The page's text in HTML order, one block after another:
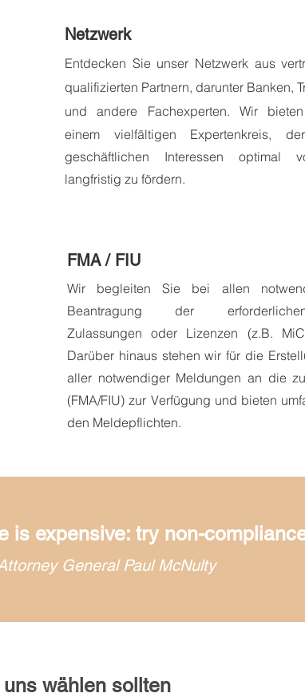
Netzwerk
Entdecken Sie unser Netzwerk aus
qualifizierten Partnern, darunter Banken,
und andere Fachexperten. Wir bieten
einem vielfältigen Expertenkreis,
geschäftlichen Interessen optimal
langfristig zu fördern.
FMA / FIU
Wir begleiten Sie bei allen
Beantragung der
Zulassungen oder Lizenzen (z.B.
Darüber hinaus stehen wir für die
aller notwendiger Meldungen an die
(FMA/FIU) zur Verfügung und bieten
den Meldepflichten.
is expensive: try non-
General Paul McNulty
wählen sollten